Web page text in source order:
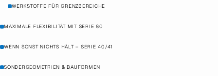
WERKSTOFFE FÜR GRENZBEREICHE
MAXIMALE FLEXIBILITÄT MIT SERIE 80
WENN SONST NICHTS HÄLT – SERIE 40/41
SONDERGEOMETRIEN & BAUFORMEN